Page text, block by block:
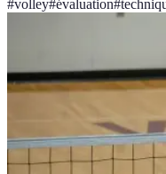
#volley#évaluation#